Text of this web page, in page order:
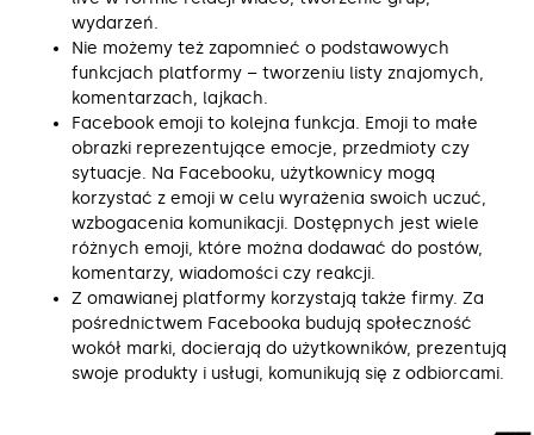
wydarzeń.
Nie możemy też zapomnieć o podstawowych
funkcjach platformy – tworzeniu listy znajomych,
komentarzach, lajkach.
Facebook emoji to kolejna funkcja. Emoji to małe
obrazki reprezentujące emocje, przedmioty czy
sytuacje. Na Facebooku, użytkownicy mogą
korzystać z emoji w celu wyrażenia swoich uczuć,
wzbogacenia komunikacji. Dostępnych jest wiele
różnych emoji, które można dodawać do postów,
komentarzy, wiadomości czy reakcji.
Z omawianej platformy korzystają także firmy. Za
pośrednictwem Facebooka budują społeczność
wokół marki, docierają do użytkowników, prezentują
swoje produkty i usługi, komunikują się z odbiorcami.